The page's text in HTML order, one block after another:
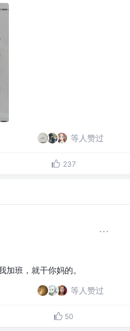
等人赞过
237
加班，就干你妈的。
等人赞过
50